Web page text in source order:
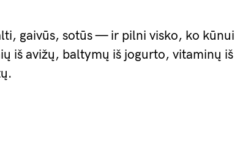
gaivūs, sotūs — ir pilni visko, ko kūnui
iš avižų, baltymų iš jogurto, vitaminų iš